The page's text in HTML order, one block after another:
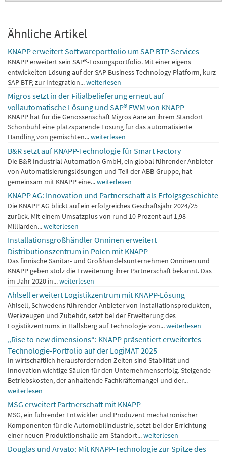
Ähnliche Artikel
KNAPP erweitert Softwareportfolio um SAP BTP Services
KNAPP erweitert sein SAP®-Lösungsportfolio. Mit einer eigens
entwickelten Lösung auf der SAP Business Technology Platform, kurz
SAP BTP, zur Integration...weiterlesen
Migros setzt in der Filialbelieferung erneut auf
vollautomatische Lösung und SAP® EWM von KNAPP
KNAPP hat für die Genossenschaft Migros Aare an ihrem Standort
Schönbühl eine platzsparende Lösung für das automatisierte
Handling von gemischten...weiterlesen
B&R setzt auf KNAPP-Technologie für Smart Factory
Die B&R Industrial Automation GmbH, ein global führender Anbieter
von Automatisierungslösungen und Teil der ABB-Gruppe, hat
gemeinsam mit KNAPP eine...weiterlesen
KNAPP AG: Innovation und Partnerschaft als Erfolgsgeschichte
Die KNAPP AG blickt auf ein erfolgreiches Geschäftsjahr 2024/25
zurück. Mit einem Umsatzplus von rund 10 Prozent auf 1,98
Milliarden...weiterlesen
Installationsgroßhändler Onninen erweitert
Distributionszentrum in Polen mit KNAPP
Das finnische Sanitär- und Großhandelsunternehmen Onninen und
KNAPP geben stolz die Erweiterung ihrer Partnerschaft bekannt. Das
im Jahr 2020 in...weiterlesen
Ahlsell erweitert Logistikzentrum mit KNAPP-Lösung
Ahlsell, Schwedens führender Anbieter von Installationsprodukten,
Werkzeugen und Zubehör, setzt bei der Erweiterung des
Logistikzentrums in Hallsberg auf Technologie von...weiterlesen
„Rise to new dimensions“: KNAPP präsentiert erweitertes
Technologie-Portfolio auf der LogiMAT 2025
In wirtschaftlich herausfordernden Zeiten sind Stabilität und
Innovation wichtige Säulen für den Unternehmenserfolg. Steigende
Betriebskosten, der anhaltende Fachkräftemangel und der...
weiterlesen
MSG erweitert Partnerschaft mit KNAPP
MSG, ein führender Entwickler und Produzent mechatronischer
Komponenten für die Automobilindustrie, setzt bei der Errichtung
einer neuen Produktionshalle am Standort...weiterlesen
Douglas und Arvato: Mit KNAPP-Technologie zur Spitze des